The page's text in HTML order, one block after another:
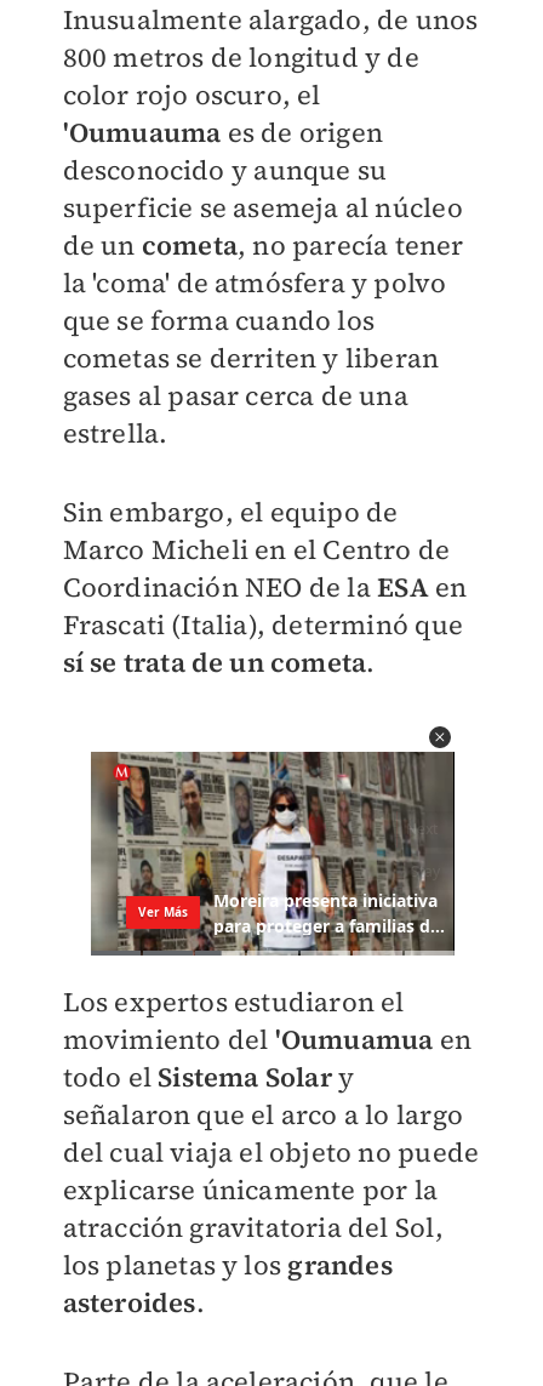
Inusualmente alargado, de unos
800 metros de longitud y de
color rojo oscuro, el
'Oumuauma es de origen
desconocido y aunque su
superficie se asemeja al núcleo
de un cometa, no parecía tener
la 'coma' de atmósfera y polvo
que se forma cuando los
cometas se derriten y liberan
gases al pasar cerca de una
estrella.
Sin embargo, el equipo de
Marco Micheli en el Centro de
Coordinación NEO de laESA en
Frascati (Italia), determinó que
sí se trata de un cometa.
Los expertos estudiaron el
movimiento del 'Oumuamua en
todo el Sistema Solary
señalaron que el arco a lo largo
del cual viaja el objeto no puede
explicarse únicamente por la
atracción gravitatoria del Sol,
los planetas y los grandes
asteroides.